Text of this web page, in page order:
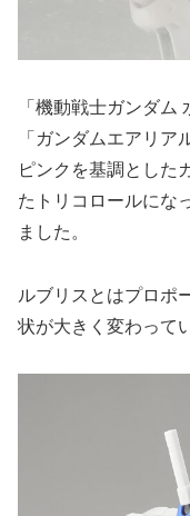
「機動戦士ガンダ
「ガンダムエアリア
ピンクを基調とした
たトリコロールにな
ました。
ルブリスとはプロポ
状が大きく変わって